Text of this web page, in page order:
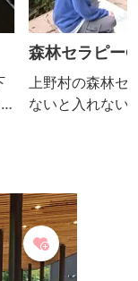
森林セラピー
上野村の森林セ
ないと入れない
ニューを体験す